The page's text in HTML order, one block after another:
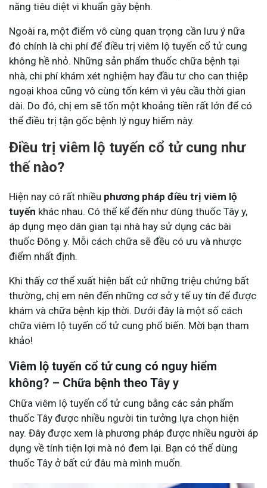
năng tiêu diệt vi khuẩn gây bệnh.
Ngoài ra, một điểm vô cùng quan trọng cần lưu ý nữa
đó chính là chi phí để điều trị viêm lộ tuyến cổ tử cung
không hề nhỏ. Những sản phẩm thuốc chữa bệnh tại
nhà, chi phí khám xét nghiệm hay đầu tư cho can thiệp
ngoại khoa cũng vô cùng tốn kém vì yêu cầu thời gian
dài. Do đó, chị em sẽ tốn một khoảng tiền rất lớn để có
thể điều trị tận gốc bệnh lý nguy hiểm này.
Điều trị viêm lộ tuyến cổ tử cung như
thế nào?
Hiện nay có rất nhiều phương pháp điều trị viêm lộ
tuyến khác nhau. Có thể kể đến như dùng thuốc Tây y,
áp dụng mẹo dân gian tại nhà hay sử dụng các bài
thuốc Đông y. Mỗi cách chữa sẽ đều có ưu và nhược
điểm nhất định.
Khi thấy cơ thể xuất hiện bất cứ những triệu chứng bất
thường, chị em nên đến những cơ sở y tế uy tín để được
khám và chữa bệnh kịp thời. Dưới đây là một số cách
chữa viêm lộ tuyến cổ tử cung phổ biến. Mời bạn tham
khảo!
Viêm lộ tuyến cổ tử cung có nguy hiểm
không? – Chữa bệnh theo Tây y
Chữa viêm lộ tuyến cổ tử cung bằng các sản phẩm
thuốc Tây được nhiều người tin tưởng lựa chọn hiện
nay. Đây được xem là phương pháp được nhiều người áp
dụng về tính tiện lợi mà nó đem lại. Bạn có thể dùng
thuốc Tây ở bất cứ đâu mà mình muốn.